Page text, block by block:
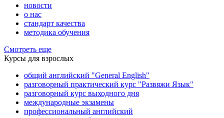
новости
о нас
стандарт качества
методика обучения
Смотреть еще
Курсы для взрослых
общий английский "General English"
разговорный практический курс "Развяжи Язык"
разговорный курс выходного дня
международные экзамены
профессиональный английский